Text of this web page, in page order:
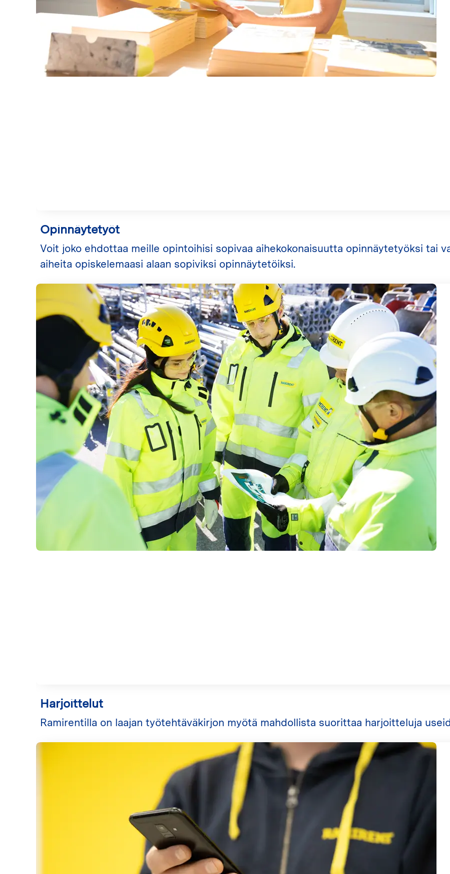
Opinnäytetyöt
Voit joko ehdottaa meille opintoihisi sopivaa aihekokonaisuutta opinnäytetyöksi tai
aiheita opiskelemaasi alaan sopiviksi opinnäytetöiksi.
Harjoittelut
Ramirentilla on laajan työtehtäväkirjon myötä mahdollista suorittaa harjoitteluja